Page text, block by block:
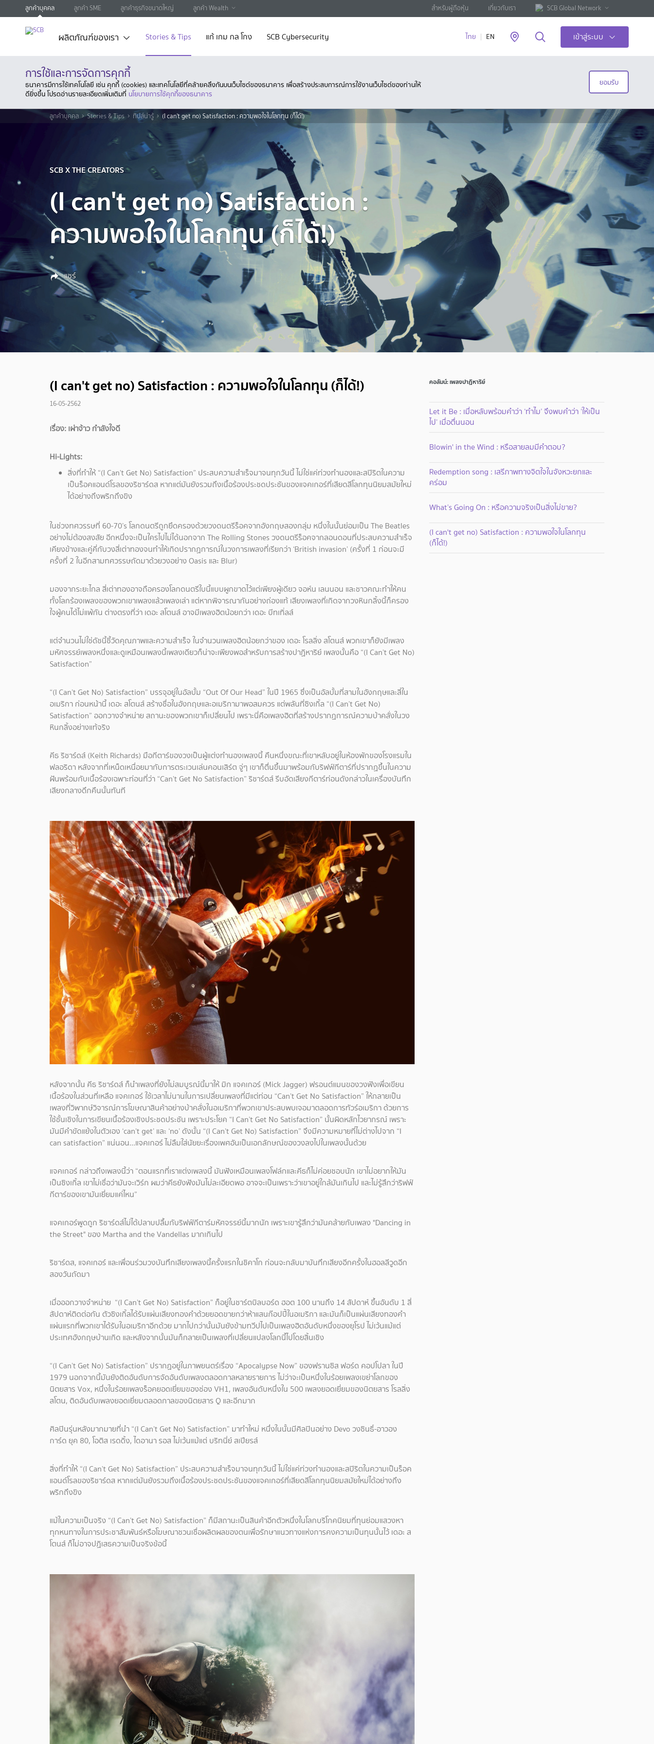
ลูกค้าบุคคล ลูกค้า SME ลูกค้าธุรกิจขนาดใหญ่ ลูกค้า Wealth สำหรับผู้ถือหุ้น เกี่ยวกับเรา SCB Global Network
ผลิตภัณฑ์ของเรา Stories & Tips แก้ เกม กล โกง SCB Cybersecurity ไทย EN เข้าสู่ระบบ
การใช้และการจัดการคุกกี้
ธนาคารมีการใช้เทคโนโลยี เช่น คุกกี้ (cookies) และเทคโนโลยีที่คล้ายคลึงกันบนเว็บไซต์ของธนาคาร เพื่อสร้างประสบการณ์การใช้งานเว็บไซต์ของท่านให้
ดียิ่งขึ้น โปรดอ่านรายละเอียดเพิ่มเติมที่ นโยบายการใช้คุกกี้ของธนาคาร
ยอมรับ
ลูกค้าบุคคล Stories & Tips ทิปส์น่ารู้ (I can't get no) Satisfaction : ความพอใจในโลกทุน (ก็ได้!)
SCB X THE CREATORS
(I can't get no) Satisfaction :
ความพอใจในโลกทุน (ก็ได้!)
แชร์
(I can't get no) Satisfaction : ความพอใจในโลกทุน (ก็ได้!)
16-05-2562
เรื่อง: เผ่าจ้าว กำลังใจดี
Hi-Lights:
สิ่งที่ทำให้ “(I Can’t Get No) Satisfaction” ประสบความสำเร็จมาจนทุกวันนี้ ไม่ใช่แค่ท่วงทำนองและสปิริตในความ
เป็นร็อคแอนด์โรลของริชาร์ดส หากแต่มันยังรวมถึงเนื้อร้องประชดประชันของแจคเกอร์ที่เสียดสีโลกทุนนิยมสมัยใหม่
ได้อย่างถึงพริกถึงขิง
ในช่วงทศวรรษที่ 60-70’s โลกดนตรีถูกยึดครองด้วยวงดนตรีร็อคจากอังกฤษสองกลุ่ม หนึ่งในนั้นย่อมเป็น The Beatles
อย่างไม่ต้องสงสัย อีกหนึ่งจะเป็นใครไปไม่ได้นอกจาก The Rolling Stones วงดนตรีร็อคจากลอนดอนที่ประสบความสำเร็จ
เคียงข้างและคู่คี่กับวงสี่เต่าทองจนทำให้เกิดปรากฏการณ์ในวงการเพลงที่เรียกว่า ‘British invasion’ (ครั้งที่ 1 ก่อนจะมี
ครั้งที่ 2 ในอีกสามทศวรรษถัดมาด้วยวงอย่าง Oasis และ Blur)
มองจากระยะไกล สี่เต่าทองอาจถือครองโลกดนตรีใบนี้แบบผูกขาดไว้แต่เพียงผู้เดียว จอห์น เลนนอน และชาวคณะทำให้คน
ทั้งโลกร้องเพลงของพวกเขาเพลงแล้วเพลงเล่า แต่หากพิจารณากันอย่างถ่องแท้ เสียงเพลงที่เกิดจากวงหินกลิ้งนี้ก็ครอง
ใจผู้คนได้ไม่แพ้กัน ต่างตรงที่ว่า เดอะ สโตนส์ อาจมีเพลงฮิตน้อยกว่า เดอะ บีทเทิ่ลส์
แต่จำนวนไม่ใช่ดัชนี้ชี้วัดคุณภาพและความสำเร็จ ในจำนวนเพลงฮิตน้อยกว่าของ เดอะ โรลลิ่ง สโตนส์ พวกเขาก็ยังมีเพลง
มหัศจรรย์เพลงหนึ่งและดูเหมือนเพลงนี้เพลงเดียวก็น่าจะเพียงพอสำหรับการสร้างปาฏิหาริย์ เพลงนั้นคือ “(I Can’t Get No)
Satisfaction”
“(I Can’t Get No) Satisfaction” บรรจุอยู่ในอัลบั้ม “Out Of Our Head” ในปี 1965 ซึ่งเป็นอัลบั้มที่สามในอังกฤษและสี่ใน
อเมริกา ก่อนหน้านี้ เดอะ สโตนส์ สร้างชื่อในอังกฤษและอเมริกามาพอสมควร แต่พลันที่ซิงเกิ้ล “(I Can’t Get No)
Satisfaction” ออกวางจำหน่าย สถานะของพวกเขาก็เปลี่ยนไป เพราะนี่คือเพลงฮิตที่สร้างปรากฏการณ์ความบ้าคลั่งในวง
หินกลิ้งอย่างแท้จริง
คีธ ริชาร์ดส์ (Keith Richards) มือกีตาร์ของวงเป็นผู้แต่งทำนองเพลงนี้ คืนหนึ่งขณะที่เขาหลับอยู่ในห้องพักของโรงแรมใน
ฟลอริดา หลังจากที่เหน็ดเหนื่อยมากับการตระเวนเล่นคอนเสิร์ต จู่ๆ เขาก็ตื่นขึ้นมาพร้อมกับริฟฟ์กีตาร์ที่ปรากฏขึ้นในความ
ฝันพร้อมกับเนื้อร้องเฉพาะท่อนที่ว่า “Can’t Get No Satisfaction” ริชาร์ดส์ รีบอัดเสียงกีตาร์ท่อนดังกล่าวในเครื่องบันทึก
เสียงกลางดึกคืนนั้นทันที
หลังจากนั้น คีธ ริชาร์ดส์ ก็นำเพลงที่ยังไม่สมบูรณ์นี้มาให้ มิก แจคเกอร์ (Mick Jagger) ฟรอนต์แมนของวงฟังเพื่อเขียน
เนื้อร้องในส่วนที่เหลือ แจคเกอร์ ใช้เวลาไม่นานในการเปลี่ยนเพลงที่มีแต่ท่อน “Can’t Get No Satisfaction” ให้กลายเป็น
เพลงที่วิพากษ์วิจารณ์การโฆษณาสินค้าอย่างบ้าคลั่งในอเมริกาที่พวกเขาประสบพบเจอมาตลอดการทัวร์อเมริกา ด้วยการ
ใช้ชั้นเชิงในการเขียนเนื้อร้องเชิงประชดประชัน เพราะประโยค “I Can’t Get No Satisfaction” นั้นผิดหลักไวยากรณ์ เพราะ
มันมีคำขัดแย้งในตัวเอง ‘can’t get’ และ ‘no’ ดังนั้น “(I Can’t Get No) Satisfaction” จึงมีความหมายที่ไม่ต่างไปจาก “I
can satisfaction” แน่นอน...แจคเกอร์ ไม่ลืมใส่นัยยะเรื่องเพศอันเป็นเอกลักษณ์ของวงลงไปในเพลงนั้นด้วย
แจคเกอร์ กล่าวถึงเพลงนี้ว่า “ตอนแรกที่เราแต่งเพลงนี้ มันฟังเหมือนเพลงโฟล์กและคีธก็ไม่ค่อยชอบนัก เขาไม่อยากให้มัน
เป็นซิงเกิ้ล เขาไม่เชื่อว่ามันจะเวิร์ก ผมว่าคีธยังฟังมันไม่ละเอียดพอ อาจจะเป็นเพราะว่าเขาอยู่ใกล้มันเกินไป และไม่รู้สึกว่าริฟฟ์
กีตาร์ของเขามันเยี่ยมแค่ไหน”
แจคเกอร์พูดถูก ริชาร์ดส์ไม่ได้ปลาบปลื้มกับริฟฟ์กีตาร์มหัศจรรย์นี้มากนัก เพราะเขารู้สึกว่ามันคล้ายกับเพลง "Dancing in
the Street" ของ Martha and the Vandellas มากเกินไป
ริชาร์ดส, แจคเกอร์ และเพื่อนร่วมวงบันทึกเสียงเพลงนี้ครั้งแรกในชิคาโก ก่อนจะกลับมาบันทึกเสียงอีกครั้งในฮอลลีวูดอีก
สองวันถัดมา
เมื่อออกวางจำหน่าย “(I Can’t Get No) Satisfaction” ก็อยู่ในชาร์ตบิลบอร์ด ฮอต 100 นานถึง 14 สัปดาห์ ขึ้นอันดับ 1 สี่
สัปดาห์ติดต่อกัน ตัวซิงเกิ้ลได้รับแผ่นเสียงทองคำด้วยยอดขายกว่าห้าแสนก๊อปปี้ในอเมริกา และมันก็เป็นแผ่นเสียงทองคำ
แผ่นแรกที่พวกเขาได้รับในอเมริกาอีกด้วย มากไปกว่านั้นมันยังข้ามทวีปไปเป็นเพลงฮิตอันดับหนึ่งของยุโรป ไม่เว้นแม้แต่
ประเทศอังกฤษบ้านเกิด และหลังจากนั้นมันก็กลายเป็นเพลงที่เปลี่ยนแปลงโลกนี้ไปโดยสิ้นเชิง
“(I Can’t Get No) Satisfaction” ปรากฏอยู่ในภาพยนตร์เรื่อง “Apocalypse Now” ของฟรานซิส ฟอร์ด คอปโปลา ในปี
1979 นอกจากนี้มันยังติดอันดับการจัดอันดับเพลงตลอดกาลหลายรายการ ไม่ว่าจะเป็นหนึ่งในร้อยเพลงเขย่าโลกของ
นิตยสาร Vox, หนึ่งในร้อยเพลงร็อคยอดเยี่ยมของช่อง VH1, เพลงอันดับหนึ่งใน 500 เพลงยอดเยี่ยมของนิตยสาร โรลลิ่ง
สโตน, ติดอันดับเพลงยอดเยี่ยมตลอดกาลของนิตยสาร Q และอีกมาก
ศิลปินรุ่นหลังมากมายที่นำ “(I Can’t Get No) Satisfaction” มาทำใหม่ หนึ่งในนั้นมีศิลปินอย่าง Devo วงซินธิ์-อาวอง
การ์ด ยุค 80, โอติส เรดดิ้ง, ไดอานา รอส ไม่เว้นแม้แต่ บริทนี่ย์ สเปียรส์
สิ่งที่ทำให้ “(I Can’t Get No) Satisfaction” ประสบความสำเร็จมาจนทุกวันนี้ ไม่ใช่แค่ท่วงทำนองและสปิริตในความเป็นร็อค
แอนด์โรลของริชาร์ดส หากแต่มันยังรวมถึงเนื้อร้องประชดประชันของแจคเกอร์ที่เสียดสีโลกทุนนิยมสมัยใหม่ได้อย่างถึง
พริกถึงขิง
แม้ในความเป็นจริง “(I Can’t Get No) Satisfaction” ก็มีสถานะเป็นสินค้าอีกตัวหนึ่งในโลกบริโภคนิยมที่ทุนย่อมแสวงหา
ทุกหนทางในการประชาสัมพันธ์หรือโฆษณาชวนเชื่อผลิตผลของตนเพื่อรักษาแนวทางแห่งการคงความเป็นทุนนั้นไว้ เดอะ ส
โตนส์ ก็ไม่อาจปฏิเสธความเป็นจริงข้อนี้
คอลัมน์: เพลงปาฏิหาริย์
Let it Be : เมื่อหลับพร้อมคำว่า ‘ทำไม’ จึงพบคำว่า ‘ให้เป็น
ไป’ เมื่อตื่นนอน
Blowin' in the Wind : หรือสายลมมีคำตอบ?
Redemption song : เสรีภาพทางจิตใจในจังหวะยกและ
คร่อม
What’s Going On : หรือความจริงเป็นสิ่งไม่ขาย?
(I can't get no) Satisfaction : ความพอใจในโลกทุน
(ก็ได้!)